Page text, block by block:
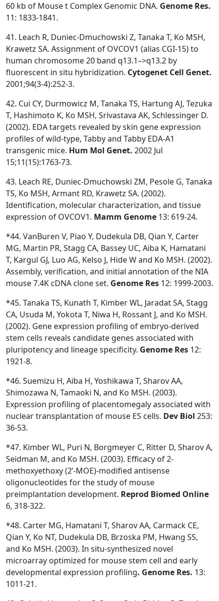
60 kb of Mouse t Complex Genomic DNA. Genome Res.
11: 1833-1841.
41. Leach R, Duniec-Dmuchowski Z, Tanaka T, Ko MSH,
Krawetz SA. Assignment of OVCOV1 (alias CGI-15) to
human chromosome 20 band q13.1–>q13.2 by
fluorescent in situ hybridization. Cytogenet Cell Genet.
2001;94(3-4):252-3.
42. Cui CY, Durmowicz M, Tanaka TS, Hartung AJ, Tezuka
T, Hashimoto K, Ko MSH, Srivastava AK, Schlessinger D.
(2002). EDA targets revealed by skin gene expression
profiles of wild-type, Tabby and Tabby EDA-A1
transgenic mice. Hum Mol Genet. 2002 Jul
15;11(15):1763-73.
43. Leach RE, Duniec-Dmuchowski ZM, Pesole G, Tanaka
TS, Ko MSH, Armant RD, Krawetz SA. (2002).
Identification, molecular characterization, and tissue
expression of OVCOV1. Mamm Genome 13: 619-24.
*44. VanBuren V, Piao Y, Dudekula DB, Qian Y, Carter
MG, Martin PR, Stagg CA, Bassey UC, Aiba K, Hamatani
T, Kargul GJ, Luo AG, Kelso J, Hide W and Ko MSH. (2002).
Assembly, verification, and initial annotation of the NIA
mouse 7.4K cDNA clone set. Genome Res 12: 1999-2003.
*45. Tanaka TS, Kunath T, Kimber WL, Jaradat SA, Stagg
CA, Usuda M, Yokota T, Niwa H, Rossant J, and Ko MSH.
(2002). Gene expression profiling of embryo-derived
stem cells reveals candidate genes associated with
pluripotency and lineage specificity. Genome Res 12:
1921-8.
*46. Suemizu H, Aiba H, Yoshikawa T, Sharov AA,
Shimozawa N, Tamaoki N, and Ko MSH. (2003).
Expression profiling of placentomegaly associated with
nuclear transplantation of mouse ES cells. Dev Biol 253:
36-53.
*47. Kimber WL, Puri N, Borgmeyer C, Ritter D, Sharov A,
Seidman M, and Ko MSH. (2003). Efficacy of 2-
methoxyethoxy (2’-MOE)-modified antisense
oligonucleotides for the study of mouse
preimplantation development. Reprod Biomed Online
6, 318-322.
*48. Carter MG, Hamatani T, Sharov AA, Carmack CE,
Qian Y, Ko NT, Dudekula DB, Brzoska PM, Hwang SS,
and Ko MSH. (2003). In situ-synthesized novel
microarray optimized for mouse stem cell and early
developmental expression profiling. Genome Res. 13:
1011-21.